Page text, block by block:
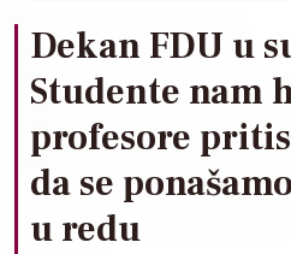
Dekan FDU u
Studente nam
profesore
da se
u redu